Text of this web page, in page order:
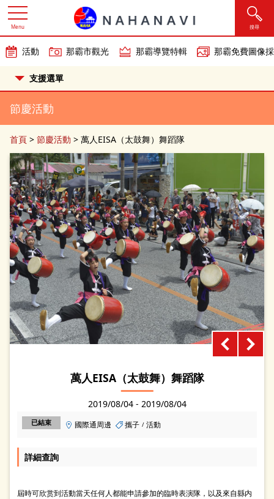
搜尋
活動 那霸市觀光 那霸導覽特輯 那霸免費圖像
Menu
支援選單
節慶活動
首頁 > 節慶活動 > 萬人EISA（太鼓舞）舞蹈隊
萬人EISA（太鼓舞）舞蹈隊
2019/08/04 - 2019/08/04
已結束 國際通周邊 攜子 / 活動
詳細查詢
屆時可欣赏到活動當天任何人都能申請參加的臨時表演隊，以及來自縣内